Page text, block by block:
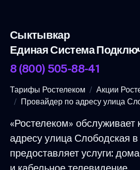
Сыктывкар
Единая Система
8 (800) 505-88-41
Тарифы Ростелеком
Акции
Провайдер по адресу улица
«Ростелеком» обслуживает
адресу улица Слободская
предоставляет услуги: